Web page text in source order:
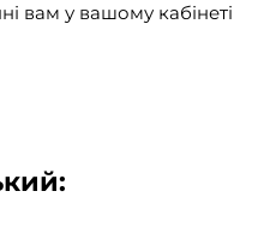
вам у вашому кабінеті